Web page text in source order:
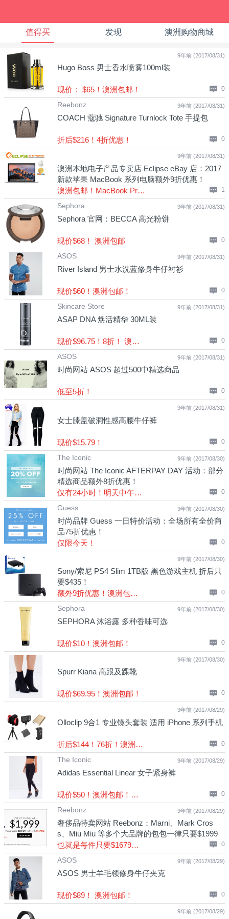
值得买 发现 澳洲购物商城
9年前 (2017/08/31)
Hugo Boss 男士香水喷雾100ml装
现价： $65！澳洲包邮！ 0
9年前 (2017/08/31)
Reebonz
COACH 蔻驰 Signature Turnlock Tote 手提包
折后$216！4折优惠！ 0
9年前 (2017/08/31)
澳洲本地电子产品专卖店 Eclipse eBay 店：2017
新款苹果 MacBook 系列电脑额外9折优惠！
澳洲包邮！MacBook Pro $1578起！Air $1165起！比官网便宜500刀左右！
1
9年前 (2017/08/31)
Sephora
Sephora 官网：BECCA 高光粉饼
现价$68！ 澳洲包邮 0
9年前 (2017/08/31)
ASOS
River Island 男士水洗蓝修身牛仔衬衫
现价$60！澳洲包邮！ 0
9年前 (2017/08/31)
Skincare Store
ASAP DNA 焕活精华 30ML装
现价$96.75！8折！ 澳洲包邮！ 0
9年前 (2017/08/31)
ASOS
时尚网站 ASOS 超过500中精选商品
低至5折！ 0
9年前 (2017/08/31)
女士膝盖破洞性感高腰牛仔裤
现价$15.79！ 0
9年前 (2017/08/30)
The Iconic
时尚网站 The Iconic AFTERPAY DAY 活动：部分
精选商品额外8折优惠！
仅有24小时！明天中午结束！
0
9年前 (2017/08/30)
Guess
时尚品牌 Guess 一日特价活动：全场所有全价商
品75折优惠！
仅限今天！
0
9年前 (2017/08/30)
Sony/索尼 PS4 Slim 1TB版 黑色游戏主机 折后只
要$435！
额外9折优惠！澳洲包邮！
0
9年前 (2017/08/30)
Sephora
SEPHORA 沐浴露 多种香味可选
现价$10！澳洲包邮！ 0
9年前 (2017/08/30)
Spurr Kiana 高跟及踝靴
现价$69.95！澳洲包邮！ 0
9年前 (2017/08/29)
Olloclip 9合1 专业镜头套装 适用 iPhone 系列手机
折后$144！76折！澳洲包邮！ 0
9年前 (2017/08/29)
The Iconic
Adidas Essential Linear 女子紧身裤
现价$50！澳洲包邮！全价商品满$100 可享85折！ 0
9年前 (2017/08/29)
Reebonz
奢侈品特卖网站 Reebonz：Marni、Mark Cros
s、Miu Miu 等多个大品牌的包包一律只要$1999
每件！低至5折！用码后额外再减16%！
也就是每件只要$1679！澳洲包邮！ 0
9年前 (2017/08/29)
ASOS
ASOS 男士羊毛领修身牛仔夹克
现价$89！ 澳洲包邮！ 0
9年前 (2017/08/29)